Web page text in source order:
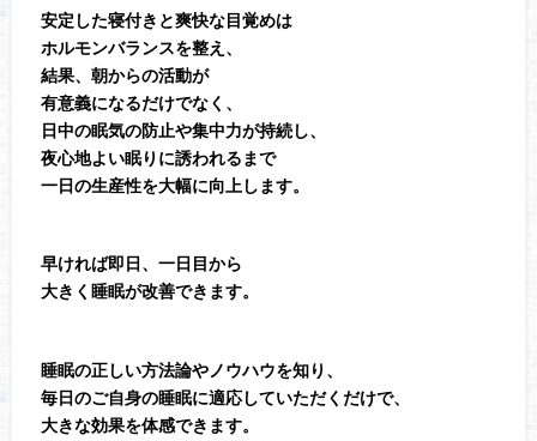
安定した寝付きと爽快な目覚めは
ホルモンバランスを整え、
結果、朝からの活動が
有意義になるだけでなく、
日中の眠気の防止や集中力が持続し、
夜心地よい眠りに誘われるまで
一日の生産性を大幅に向上します。
早ければ即日、一日目から
大きく睡眠が改善できます。
睡眠の正しい方法論やノウハウを知り、
毎日のご自身の睡眠に適応していただくだけで、
大きな効果を体感できます。